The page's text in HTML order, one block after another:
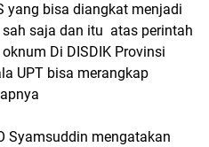
yang bisa diangkat menjadi
saja dan itu atas perintah
Di DISDIK Provinsi
UPT bisa merangkap
Syamsuddin mengatakan